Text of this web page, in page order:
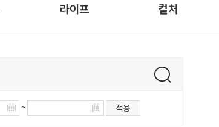
라이프 컬처
~ 적용